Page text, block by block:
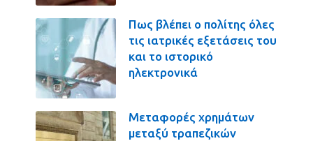
Πως βλέπει ο πολίτης όλες
τις ιατρικές εξετάσεις του
και το ιστορικό
ηλεκτρονικά
Μεταφορές χρημάτων
μεταξύ τραπεζικών